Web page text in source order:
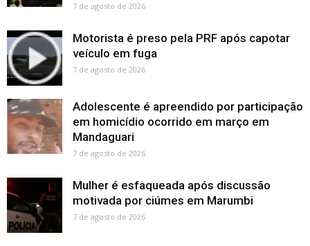
7 de agosto de 2026
Motorista é preso pela PRF após capotar
veículo em fuga
7 de agosto de 2026
Adolescente é apreendido por participação
em homicídio ocorrido em março em
Mandaguari
7 de agosto de 2026
Mulher é esfaqueada após discussão
motivada por ciúmes em Marumbi
7 de agosto de 2026